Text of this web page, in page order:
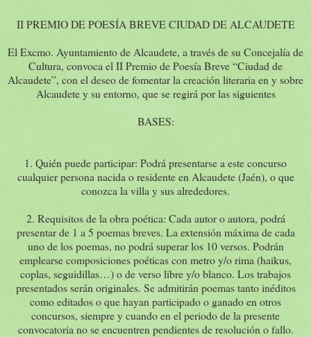
II PREMIO DE POESÍA BREVE CIUDAD DE ALCAUDETE
El Excmo. Ayuntamiento de Alcaudete, a través de su Concejalía de
Cultura, convoca el II Premio de Poesía Breve “Ciudad de
Alcaudete”, con el deseo de fomentar la creación literaria en y sobre
Alcaudete y su entorno, que se regirá por las siguientes
BASES:
1. Quién puede participar: Podrá presentarse a este concurso
cualquier persona nacida o residente en Alcaudete (Jaén), o que
conozca la villa y sus alrededores.
2. Requisitos de la obra poética: Cada autor o autora, podrá
presentar de 1 a 5 poemas breves. La extensión máxima de cada
uno de los poemas, no podrá superar los 10 versos. Podrán
emplearse composiciones poéticas con metro y/o rima (haikus,
coplas, seguidillas…) o de verso libre y/o blanco. Los trabajos
presentados serán originales. Se admitirán poemas tanto inéditos
como editados o que hayan participado o ganado en otros
concursos, siempre y cuando en el periodo de la presente
convocatoria no se encuentren pendientes de resolución o fallo.